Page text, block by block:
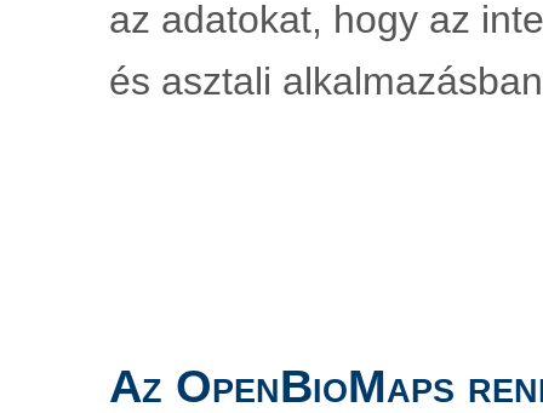
az adatokat, hogy az
és asztali
Az OpenBioMaps